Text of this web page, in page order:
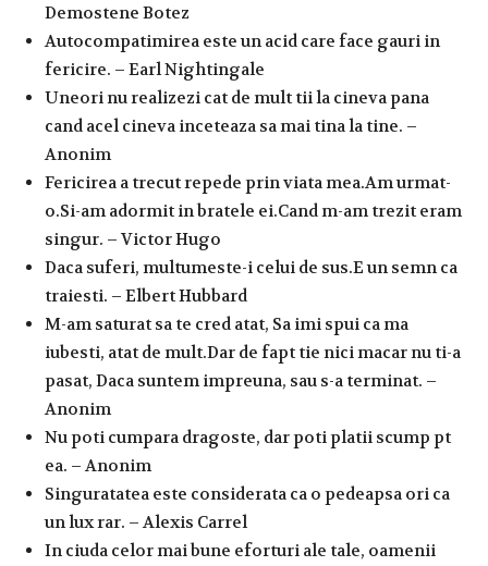
Demostene Botez
Autocompatimirea este un acid care face gauri in
fericire. – Earl Nightingale
Uneori nu realizezi cat de mult tii la cineva pana
cand acel cineva inceteaza sa mai tina la tine. –
Anonim
Fericirea a trecut repede prin viata mea.Am urmat-
o.Si-am adormit in bratele ei.Cand m-am trezit eram
singur. – Victor Hugo
Daca suferi, multumeste-i celui de sus.E un semn ca
traiesti. – Elbert Hubbard
M-am saturat sa te cred atat, Sa imi spui ca ma
iubesti, atat de mult.Dar de fapt tie nici macar nu ti-a
pasat, Daca suntem impreuna, sau s-a terminat. –
Anonim
Nu poti cumpara dragoste, dar poti platii scump pt
ea. – Anonim
Singuratatea este considerata ca o pedeapsa ori ca
un lux rar. – Alexis Carrel
In ciuda celor mai bune eforturi ale tale, oamenii